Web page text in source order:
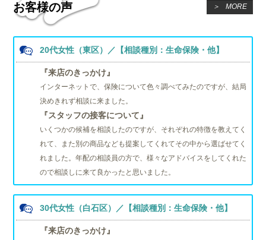
お客様の声 ＞ MORE
20代女性（東区）／【相談種別：生命保険・他】
『来店のきっかけ』
インターネットで、保険について色々調べてみたのですが、結局
決めきれず相談に来ました。
『スタッフの接客について』
いくつかの候補を相談したのですが、それぞれの特徴を教えてく
れて、また別の商品なども提案してくれてその中から選ばせてく
れました。年配の相談員の方で、様々なアドバイスをしてくれた
ので相談しに来て良かったと思いました。
30代女性（白石区）／【相談種別：生命保険・他】
『来店のきっかけ』